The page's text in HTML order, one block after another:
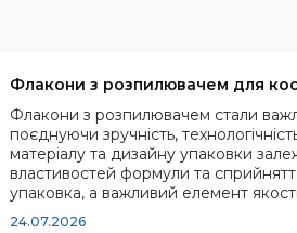
Флакони з розпилювачем для
Флакони з розпилювачем стали
поєднуючи зручність,
матеріалу та дизайну упаковки
властивостей формули та
упаковка, а важливий елемент
24.07.2026